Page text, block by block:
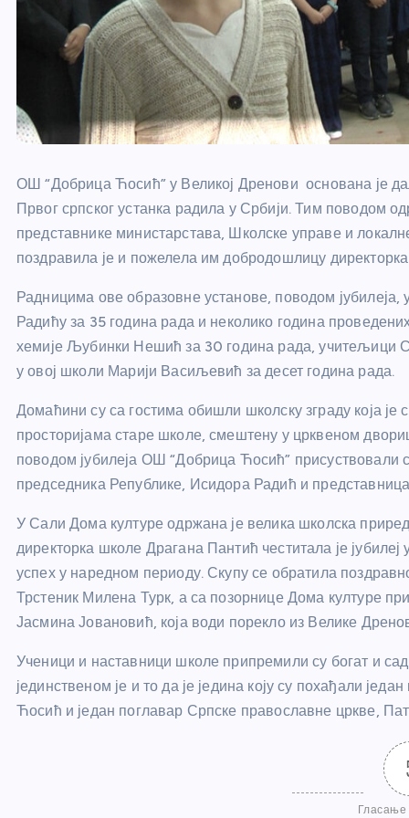
ОШ “Добрица Ћосић” у Великој Дренови основана је
Првог српског устанка радила у Србији. Тим поводом
представнике министарстава, Школске управе и
поздравила је и пожелела им добродошлицу
Радницима ове образовне установе, поводом јубилеја,
Радићу за 35 година рада и неколико година
хемије Љубинки Нешић за 30 година рада, учитељици
у овој школи Марији Васиљевић за десет година рада.
Домаћини су са гостима обишли школску зграду која је
просторијама старе школе, смештену у црквеном
поводом јубилеја ОШ “Добрица Ћосић” присуствовали
председника Републике, Исидора Радић и
У Сали Дома културе одржана је велика школска
директорка школе Драгана Пантић честитала је
успех у наредном периоду. Скупу се обратила
Трстеник Милена Турк, а са позорнице Дома културе
Јасмина Јовановић, која води порекло из Велике
Ученици и наставници школе припремили су богат и
јединственом је и то да је једина коју су похађали
Ћосић и један поглавар Српске православне цркве,
Гласање